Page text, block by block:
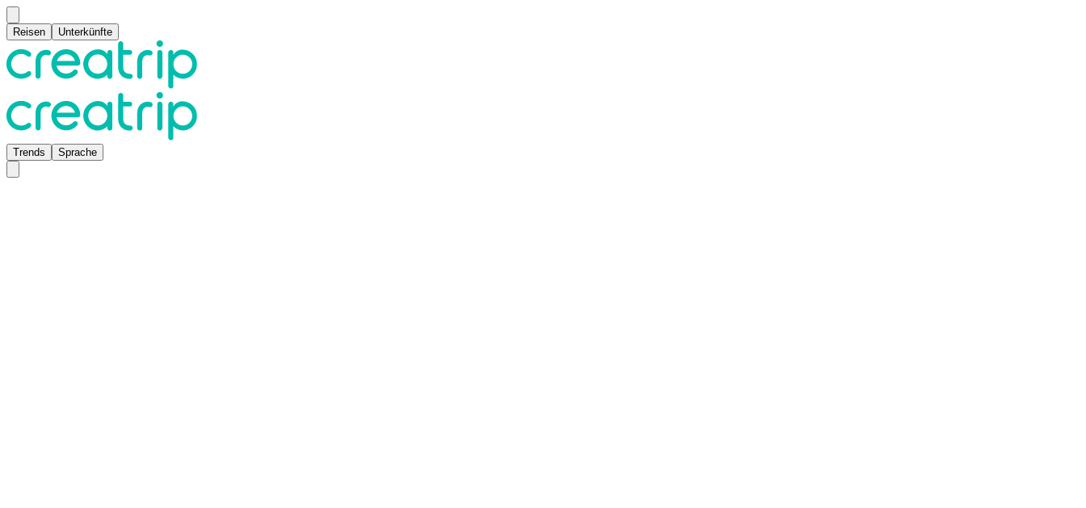
Reisen Unterkünfte
Trends Sprache